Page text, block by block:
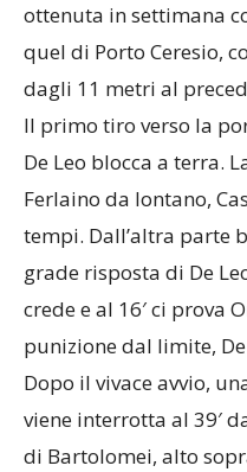
ottenuta in settimana
quel di Porto Ceresio,
dagli 11 metri al
Il primo tiro verso la
De Leo blocca a terra.
Ferlaino da lontano,
tempi. Dall’altra parte
grade risposta di De
crede e al 16′ ci prova
punizione dal limite,
Dopo il vivace avvio,
viene interrotta al 39′
di Bartolomei, alto